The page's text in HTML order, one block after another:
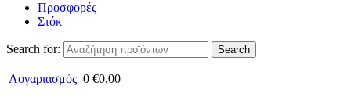
Προσφορές
Στόκ
Search for:
Λογαριασμός 0 €0,00